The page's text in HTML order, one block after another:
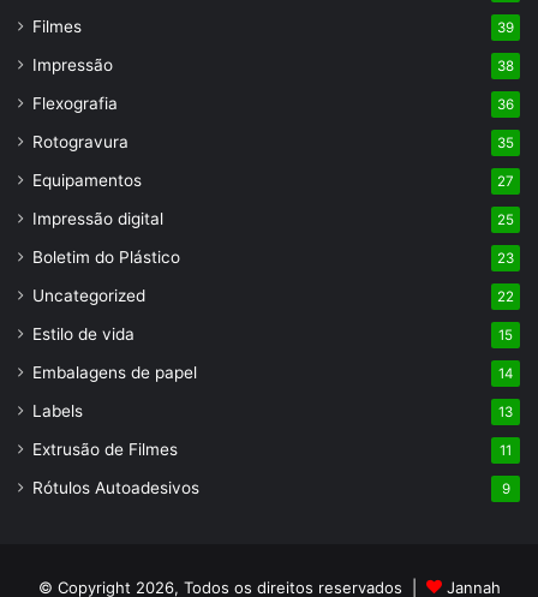
Filmes 39
Impressão 38
Flexografia 36
Rotogravura 35
Equipamentos 27
Impressão digital 25
Boletim do Plástico 23
Uncategorized 22
Estilo de vida 15
Embalagens de papel 14
Labels 13
Extrusão de Filmes 11
Rótulos Autoadesivos 9
© Copyright 2026, Todos os direitos reservados | Jannah